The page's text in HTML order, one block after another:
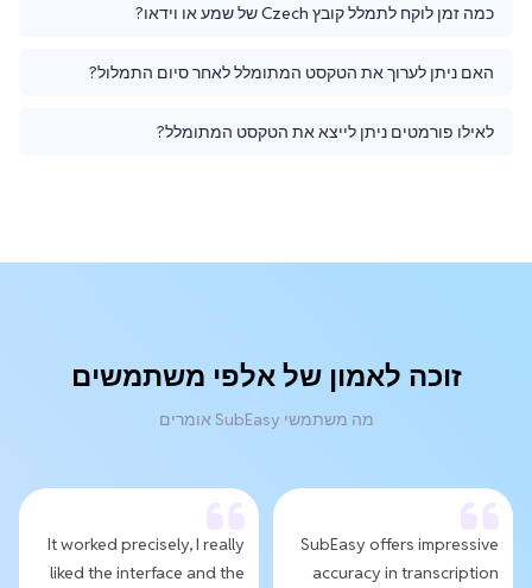
כמה זמן לוקח לתמלל קובץ Czech של שמע או וידאו?
האם ניתן לערוך את הטקסט המתומלל לאחר סיום התמלול?
לאילו פורמטים ניתן לייצא את הטקסט המתומלל?
זוכה לאמון של אלפי משתמשים
מה משתמשי SubEasy אומרים
SubEasy offers impressive
accuracy in transcription
It worked precisely, I really
liked the interface and the